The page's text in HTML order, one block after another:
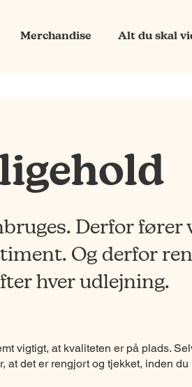
Merchandise Alt du skal
Derfor fører
Og derfor
hver udlejning.
vigtigt, at kvaliteten er på plads.
at det er rengjort og tjekket, inden du